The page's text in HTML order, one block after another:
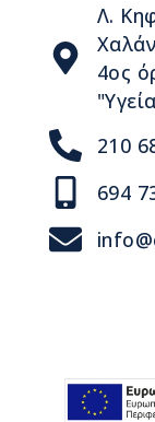
Λ.
4ος
210
694